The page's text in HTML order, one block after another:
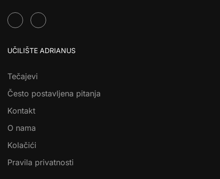
UČILIŠTE ADRIANUS
Tečajevi
Često postavljena pitanja
Kontakt
O nama
Kolačići
Pravila privatnosti